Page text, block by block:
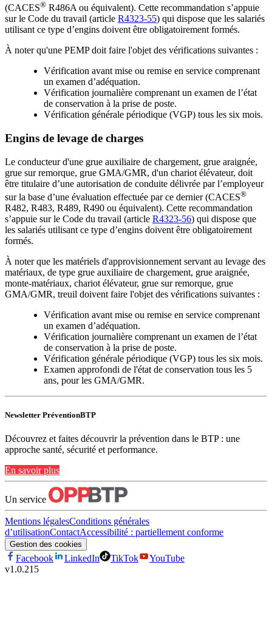
(CACES® R486A ou équivalent). Cette recommandation s’appuie
sur le Code du travail (article R4323-55) qui dispose que les salariés
utilisant ce type d’engins doivent être obligatoirement formés.
À noter qu'une PEMP doit faire l'objet des vérifications suivantes :
Vérification avant mise ou remise en service comprenant
un examen d’adéquation.
Vérification journalière comprenant un examen de l’état
de conservation à la prise de poste.
Vérification générale périodique (VGP) tous les six mois.
Engins de levage de charges
Le conducteur d'une grue auxiliaire de chargement, grue araignée,
grue sur remorque, grue GMA/GMR, d'un chariot élévateur, doit
être titulaire d’une autorisation de conduite délivrée par l’employeur
sur la base d’une évaluation effectuée par ce dernier (CACES®
R482, R483, R489, R490 ou équivalent). Cette recommandation
s’appuie sur le Code du travail (article R4323-56) qui dispose que
les salariés utilisant ce type d’engins doivent être obligatoirement
formés.
À noter que les matériels d'approvisionnement servant au levage des
matériaux, de type grue auxiliaire de chargement, grue araignée,
monte-matériaux, chariot élévateur, grue sur remorque, grue
GMA/GMR, treuil doivent faire l'objet des vérifications suivantes :
Vérification avant mise ou remise en service comprenant
un examen d’adéquation.
Vérification journalière comprenant un examen de l’état
de conservation à la prise de poste.
Vérification générale périodique (VGP) tous les six mois.
Examen approfondi de l'état de conservation tous les 5
ans, pour les GMA/GMR.
Newsletter PréventionBTP
Découvrez et faites découvrir la prévention dans le BTP : une
approche santé, sécurité et performance.
En savoir plus
Un service
Mentions légalesConditions générales
d’utilisationContactAccessibilité : partiellement conforme
Gestion des cookies
Facebook LinkedIn TikTok
YouTube
v1.0.215